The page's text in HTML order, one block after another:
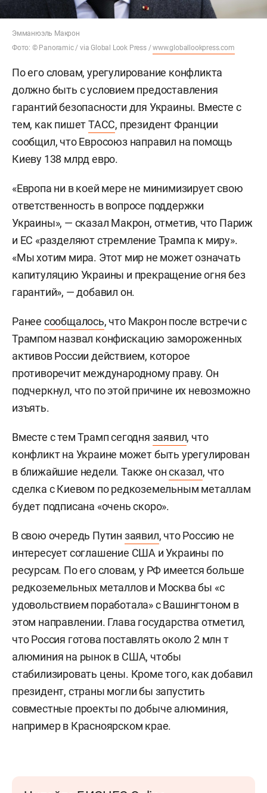
Эмманюэль Макрон
Фото: © Panoramic / via Global Look Press /www.globallookpress.com
По его словам, урегулирование конфликта
должно быть с условием предоставления
гарантий безопасности для Украины. Вместе с
тем, как пишетТАСС, президент Франции
сообщил, что Евросоюз направил на помощь
Киеву 138 млрд евро.
«Европа ни в коей мере не минимизирует свою
ответственность в вопросе поддержки
Украины», — сказал Макрон, отметив, что Париж
и ЕС «разделяют стремление Трампа к миру».
«Мы хотим мира. Этот мир не может означать
капитуляцию Украины и прекращение огня без
гарантий», — добавил он.
Ранее сообщалось, что Макрон после встречи с
Трампом назвал конфискацию замороженных
активов России действием, которое
противоречит международному праву. Он
подчеркнул, что по этой причине их невозможно
изъять.
Вместе с тем Трамп сегодня заявил, что
конфликт на Украине может быть урегулирован
в ближайшие недели. Также онсказал, что
сделка с Киевом по редкоземельным металлам
будет подписана «очень скоро».
В свою очередь Путин заявил, что Россию не
интересует соглашение США и Украины по
ресурсам. По его словам, у РФ имеется больше
редкоземельных металлов и Москва бы «с
удовольствием поработала» с Вашингтоном в
этом направлении. Глава государства отметил,
что Россия готова поставлять около 2 млн т
алюминия на рынок в США, чтобы
стабилизировать цены. Кроме того, как добавил
президент, страны могли бы запустить
совместные проекты по добыче алюминия,
например в Красноярском крае.